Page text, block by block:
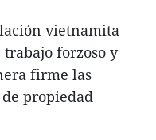
vietnamita
forzoso y
firme las
propiedad